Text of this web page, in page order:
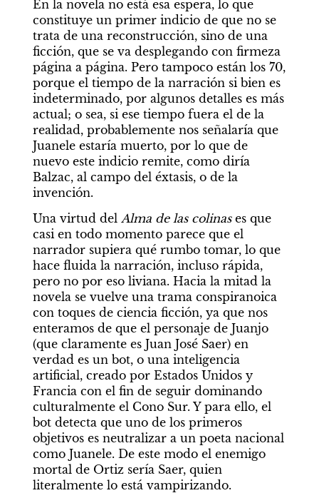
En la novela no está esa espera, lo que
constituye un primer indicio de que no se
trata de una reconstrucción, sino de una
ficción, que se va desplegando con firmeza
página a página. Pero tampoco están los 70,
porque el tiempo de la narración si bien es
indeterminado, por algunos detalles es más
actual; o sea, si ese tiempo fuera el de la
realidad, probablemente nos señalaría que
Juanele estaría muerto, por lo que de
nuevo este indicio remite, como diría
Balzac, al campo del éxtasis, o de la
invención.
Una virtud del Alma de las colinas es que
casi en todo momento parece que el
narrador supiera qué rumbo tomar, lo que
hace fluida la narración, incluso rápida,
pero no por eso liviana. Hacia la mitad la
novela se vuelve una trama conspiranoica
con toques de ciencia ficción, ya que nos
enteramos de que el personaje de Juanjo
(que claramente es Juan José Saer) en
verdad es un bot, o una inteligencia
artificial, creado por Estados Unidos y
Francia con el fin de seguir dominando
culturalmente el Cono Sur. Y para ello, el
bot detecta que uno de los primeros
objetivos es neutralizar a un poeta nacional
como Juanele. De este modo el enemigo
mortal de Ortiz sería Saer, quien
literalmente lo está vampirizando.